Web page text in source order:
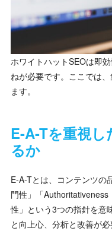
ホワイトハットSEOは即
ねが必要です。ここでは
ます。
E-A-Tを重視
るか
E-A-Tとは、コンテンツの
門性」「
性」という3つの指針を意
と向上心、分析と改善が